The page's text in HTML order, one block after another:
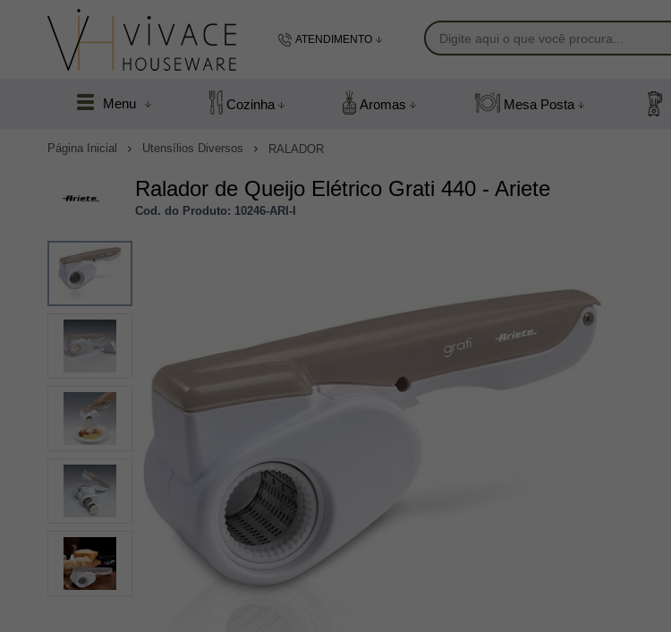
ATENDIMENTO
(48) 991831408
Menu Cozinha Aromas Mesa Posta
Página Inicial Utensílios Diversos RALADOR
Ralador de Queijo Elétrico Grati 440 - Ariete
Cod. do Produto: 10246-ARI-I